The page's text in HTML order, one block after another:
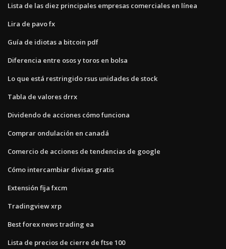
Lista de las diez principales empresas comerciales en línea
Lira de pavo fx
Guía de idiotas a bitcoin pdf
Diferencia entre osos y toros en bolsa
Lo que está restringido rsus unidades de stock
Tabla de valores drrx
Dividendo de acciones cómo funciona
Comprar ondulación en canadá
Comercio de acciones de tendencias de google
Cómo intercambiar divisas gratis
Extensión fija fxcm
Tradingview xrp
Best forex news trading ea
Lista de precios de cierre de ftse 100